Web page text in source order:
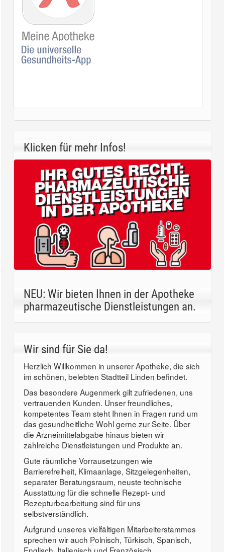
Klicken für mehr Infos!
NEU: Wir bieten Ihnen in der Apotheke
pharmazeutische Dienstleistungen an.
Wir sind für Sie da!
Herzlich Willkommen in unserer Apotheke, die sich
im schönen, belebten Stadtteil Linden befindet.
Das besondere Augenmerk gilt zufriedenen, uns
vertrauenden Kunden. Unser freundliches,
kompetentes Team steht Ihnen in Fragen rund um
das gesundheitliche Wohl gerne zur Seite. Über
die Arzneimittelabgabe hinaus bieten wir
zahlreiche Dienstleistungen und Produkte an.
Gute räumliche Vorrausetzungen wie
Barrierefreiheit, Klimaanlage, Sitzgelegenheiten,
separater Beratungsraum, neuste technische
Ausstattung für die schnelle Rezept- und
Rezepturbearbeitung sind für uns
selbstverständlich.
Aufgrund unseres vielfältigen Mitarbeiterstammes
sprechen wir auch Polnisch, Türkisch, Spanisch,